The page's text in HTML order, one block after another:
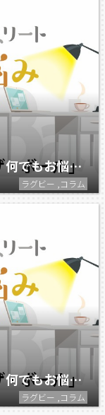
「小野澤宏時のオフ・ザ・ボール」何でもお悩み相談室（13）
ラグビー ,コラム
「小野澤宏時のオフ・ザ・ボール」何でもお悩み相談室（12）
ラグビー ,コラム